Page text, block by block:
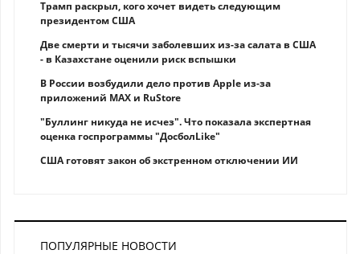
Трамп раскрыл, кого хочет видеть следующим
президентом США
Две смерти и тысячи заболевших из-за салата в США
- в Казахстане оценили риск вспышки
В России возбудили дело против Apple из-за
приложений MAX и RuStore
"Буллинг никуда не исчез". Что показала экспертная
оценка госпрограммы "ДосболLike"
США готовят закон об экстренном отключении ИИ
ПОПУЛЯРНЫЕ НОВОСТИ